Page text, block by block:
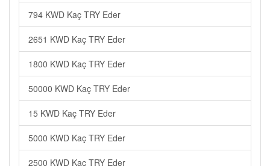
794 KWD Kaç TRY Eder
2651 KWD Kaç TRY Eder
1800 KWD Kaç TRY Eder
50000 KWD Kaç TRY Eder
15 KWD Kaç TRY Eder
5000 KWD Kaç TRY Eder
2500 KWD Kaç TRY Eder